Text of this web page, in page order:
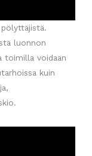
luonnon
toimilla voidaan
kuin